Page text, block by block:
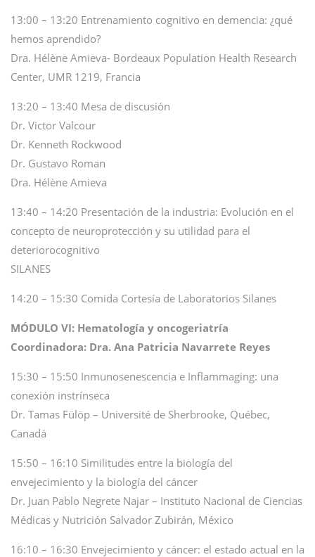
13:00 – 13:20 Entrenamiento cognitivo en demencia: ¿qué
hemos aprendido?
Dra. Hélène Amieva- Bordeaux Population Health Research
Center, UMR 1219, Francia
13:20 – 13:40 Mesa de discusión
Dr. Victor Valcour
Dr. Kenneth Rockwood
Dr. Gustavo Roman
Dra. Hélène Amieva
13:40 – 14:20 Presentación de la industria: Evolución en el
concepto de neuroprotección y su utilidad para el
deteriorocognitivo
SILANES
14:20 – 15:30 Comida Cortesía de Laboratorios Silanes
MÓDULO VI: Hematología y oncogeriatría
Coordinadora: Dra. Ana Patricia Navarrete Reyes
15:30 – 15:50 Inmunosenescencia e Inflammaging: una
conexión instrínseca
Dr. Tamas Fülöp – Université de Sherbrooke, Québec,
Canadá
15:50 – 16:10 Similitudes entre la biología del
envejecimiento y la biología del cáncer
Dr. Juan Pablo Negrete Najar – Instituto Nacional de Ciencias
Médicas y Nutrición Salvador Zubirán, México
16:10 – 16:30 Envejecimiento y cáncer: el estado actual en la